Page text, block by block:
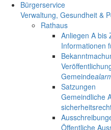
Bürgerservice
Verwaltung, Gesundheit &
Rathaus
Anliegen A bis
Informationen
Gemeinde
Satzungen
Gemeindliche
Öffentliche